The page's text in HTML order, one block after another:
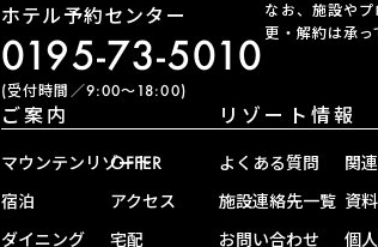
ホテル予約センター
0195-73-5010
(受付時間／9:00〜18:00)
なお、施設や
更・解約は承っ
ご案内
マウンテンリゾート
宿泊
ダイニング
OFFER
アクセス
宅配
リゾート情報
よくある質問
施設連絡先一覧
お問い合わせ
関
資
個